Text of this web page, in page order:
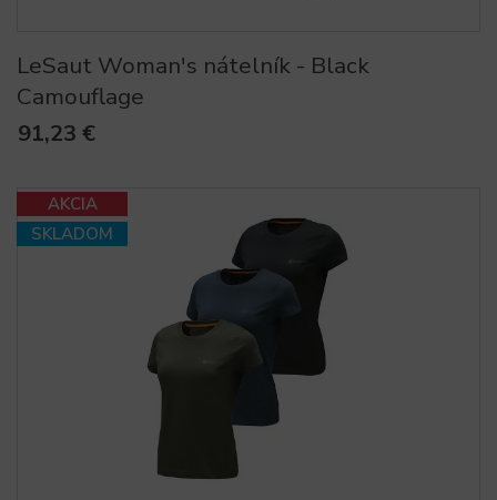
LeSaut Woman's nátelník - Black
Camouflage
91,23 €
AKCIA
SKLADOM